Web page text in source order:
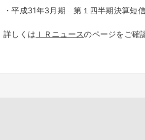
・平成31年3月期 第１四半期決算短
詳しくは ＩＲニュースのページをご確